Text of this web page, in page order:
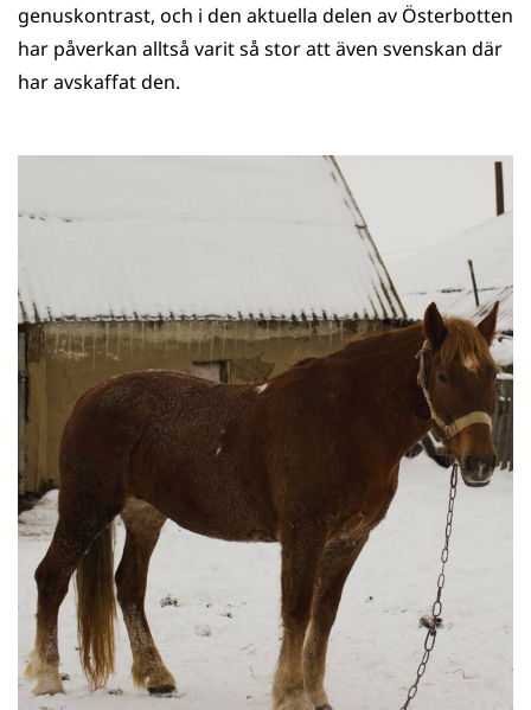
genuskontrast, och i den aktuella delen av Österbotten
har påverkan alltså varit så stor att även svenskan där
har avskaffat den.